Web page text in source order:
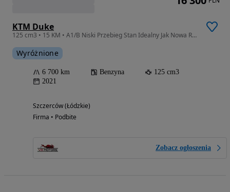
KTM Duke
125 cm3 • 15 KM • A1/B Niski Przebieg Stan Idealny Jak Nowa Raty Transport Gwarancja
Wyróżnione
6 700 km Benzyna
125 cm3
2021
Szczerców (Łódzkie)
Firma • Podbite
Zobacz ogłoszenia